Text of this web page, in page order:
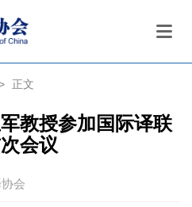
正文
教授参加国际译联
会议
会